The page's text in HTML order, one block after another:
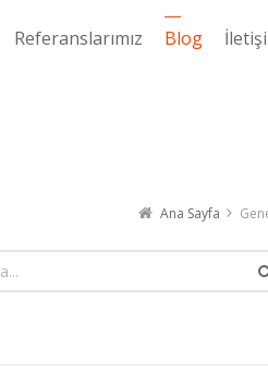
Referanslarımız Blog
Ana Sayfa